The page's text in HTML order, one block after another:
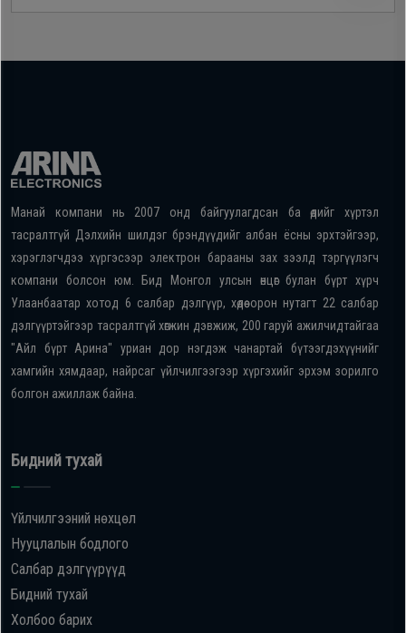
Манай компани нь 2007 онд байгуулагдсан ба өдийг хүртэл
тасралтгүй Дэлхийн шилдэг брэндүүдийг албан ёсны эрхтэйгээр,
хэрэглэгчдээ хүргэсээр электрон барааны зах зээлд тэргүүлэгч
компани болсон юм. Бид Монгол улсын өнцөг булан бүрт хүрч
Улаанбаатар хотод 6 салбар дэлгүүр, хөдөө орон нутагт 22 салбар
дэлгүүртэйгээр тасралтгүй хөгжин дэвжиж, 200 гаруй ажилчидтайгаа
"Айл бүрт Арина" уриан дор нэгдэж чанартай бүтээгдэхүүнийг
хамгийн хямдаар, найрсаг үйлчилгээгээр хүргэхийг эрхэм зорилго
болгон ажиллаж байна.
Бидний тухай
Үйлчилгээний нөхцөл
Нууцлалын бодлого
Салбар дэлгүүрүүд
Бидний тухай
Холбоо барих